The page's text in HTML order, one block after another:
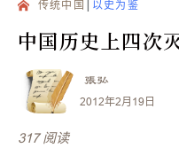
传统中国 以史为鉴
中国历史上四次
張弘
2012年2月19日
317 阅读